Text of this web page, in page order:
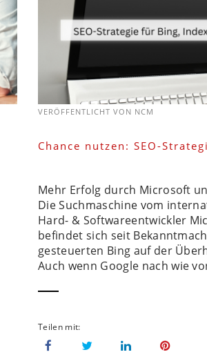
VERÖFFENTLICHT VON NCM
Chance nutzen: SEO-
Mehr Erfolg durch Microsoft
Die Suchmaschine vom
Hard- & Softwareentwickler
befindet sich seit
gesteuerten Bing auf der
Auch wenn Google nach wie